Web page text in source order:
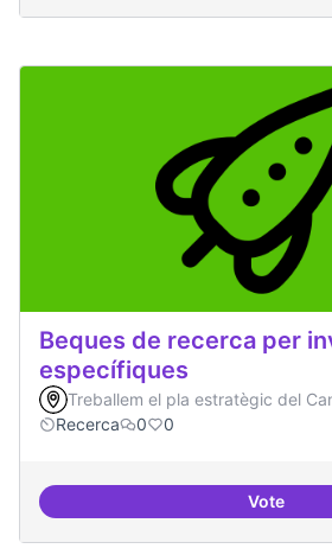
Beques de recerca per
específiques
Treballem el pla estratègic del
Recerca
0 0
VoteBeques